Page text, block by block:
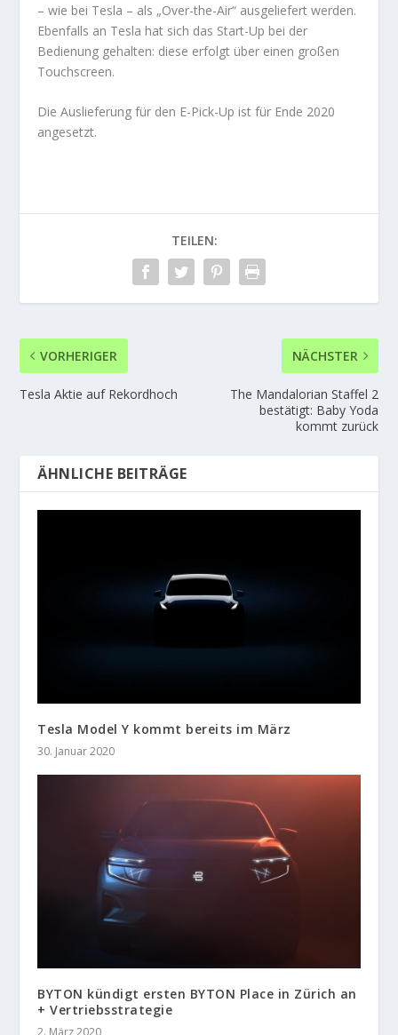
– wie bei Tesla – als „Over-the-Air“ ausgeliefert werden.
Ebenfalls an Tesla hat sich das Start-Up bei der
Bedienung gehalten: diese erfolgt über einen großen
Touchscreen.
Die Auslieferung für den E-Pick-Up ist für Ende 2020
angesetzt.
TEILEN:
VORHERIGER
Tesla Aktie auf Rekordhoch
NÄCHSTER
The Mandalorian Staffel 2
bestätigt: Baby Yoda
kommt zurück
ÄHNLICHE BEITRÄGE
Tesla Model Y kommt bereits im März
30. Januar 2020
BYTON kündigt ersten BYTON Place in Zürich an
+ Vertriebsstrategie